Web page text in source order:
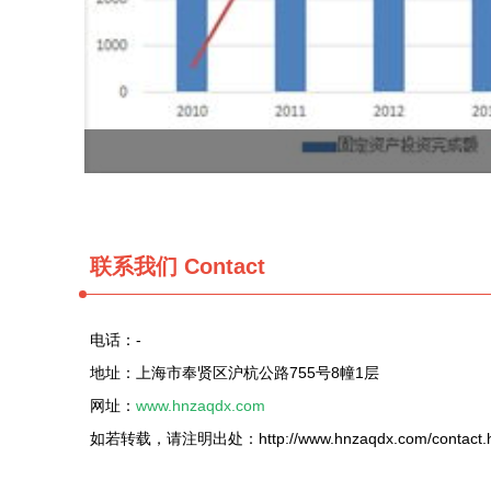
联系我们 Contact
电话：-
地址：上海市奉贤区沪杭公路755号8幢1层
网址： www.hnzaqdx.com
如若转载，请注明出处：http://www.hnzaqdx.com/